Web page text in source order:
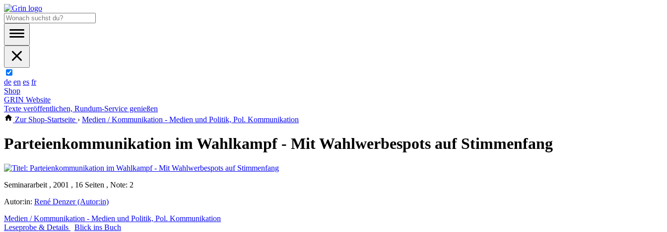
de en es fr
Shop
GRIN Website
Texte veröffentlichen, Rundum-Service genießen
Zur Shop-Startseite › Medien / Kommunikation - Medien und Politik, Pol. Kommunikation
Parteienkommunikation im Wahlkampf - Mit Wahlwerbespots auf Stimmenfang
Seminararbeit , 2001 , 16 Seiten , Note: 2
Autor:in: René Denzer (Autor:in)
Medien / Kommunikation - Medien und Politik, Pol. Kommunikation
Leseprobe & Details
Blick ins Buch